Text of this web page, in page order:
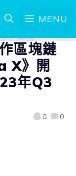
MENU
區塊鏈
X》開
年Q3
0 0